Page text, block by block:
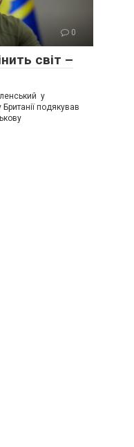
0
світ –
у
подякував